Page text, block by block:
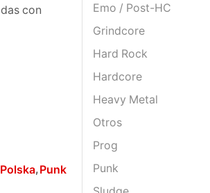
con
Polska, Punk
Emo / Post-HC
Grindcore
Hard Rock
Hardcore
Heavy Metal
Otros
Prog
Punk